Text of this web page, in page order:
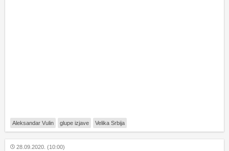
Aleksandar Vulin glupe izjave Velika Srbija
28.09.2020. (10:00)